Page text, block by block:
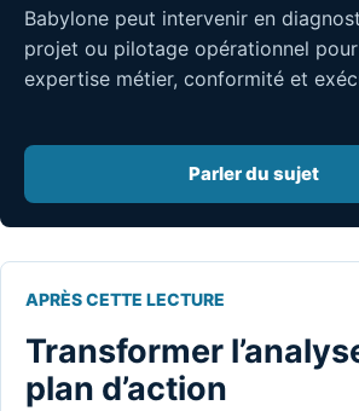
Babylone peut intervenir en
projet ou pilotage opérationnel
expertise métier, conformité et
Parler du sujet
APRÈS CETTE LECTURE
Transformer
plan d’action